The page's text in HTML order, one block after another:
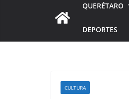
QUERÉTARO
DEPORTES
CULTURA